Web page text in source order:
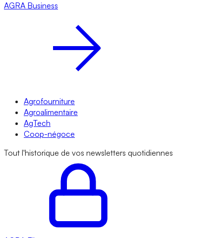
AGRA Business
Agrofourniture
Agroalimentaire
AgTech
Coop-négoce
Tout l'historique de vos newsletters quotidiennes